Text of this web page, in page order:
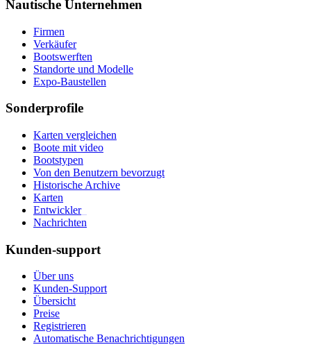
Nautische Unternehmen
Firmen
Verkäufer
Bootswerften
Standorte und Modelle
Expo-Baustellen
Sonderprofile
Karten vergleichen
Boote mit video
Bootstypen
Von den Benutzern bevorzugt
Historische Archive
Karten
Entwickler_
Nachrichten
Kunden-support
Über uns
Kunden-Support
Übersicht
Preise
Registrieren
Automatische Benachrichtigungen